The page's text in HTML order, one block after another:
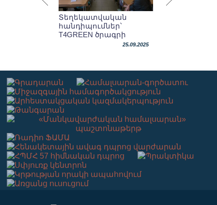
Տեղեկատվական
հանդիպումներ՝
T4GREEN ծրագրի
25.09.2025
Վերապատրաստումներ՝
միջազգային ծրագրի
շրջանակներում
24.09.2025